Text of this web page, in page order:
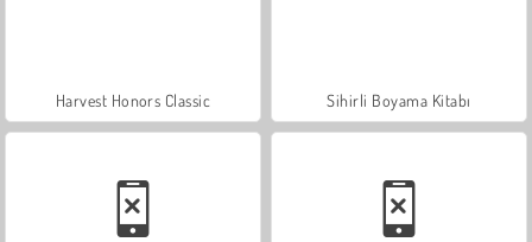
Harvest Honors Classic Sihirli Boyama Kitabı